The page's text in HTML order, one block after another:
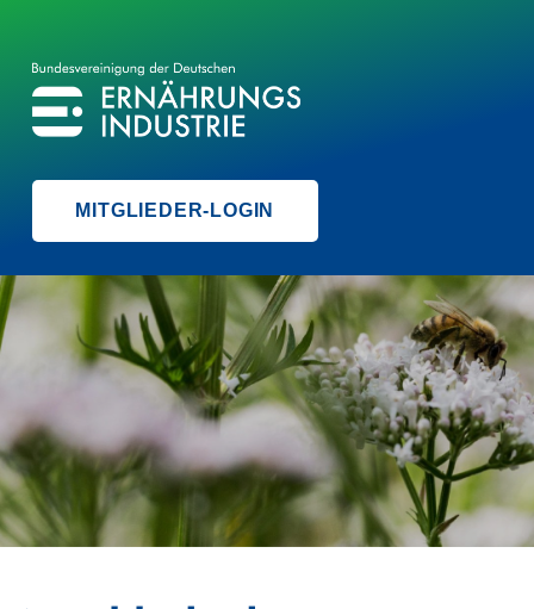
BVE
BUNDESVEREINIGUNG DER ERNÄHRUNGSINDUSTRIE
MITGLIEDER-LOGIN